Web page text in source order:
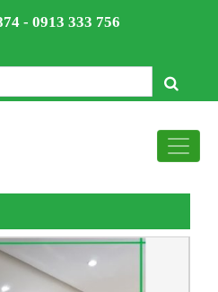
- 0913 333 756